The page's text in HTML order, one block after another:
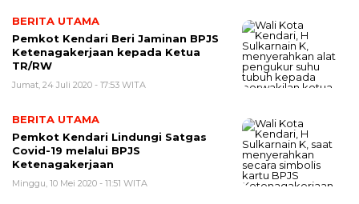
BERITA UTAMA
Pemkot Kendari Beri Jaminan BPJS
Ketenagakerjaan kepada Ketua
TR/RW
Jumat, 24 Juli 2020 - 17:53 WITA
BERITA UTAMA
Pemkot Kendari Lindungi Satgas
Covid-19 melalui BPJS
Ketenagakerjaan
Minggu, 10 Mei 2020 - 11:51 WITA